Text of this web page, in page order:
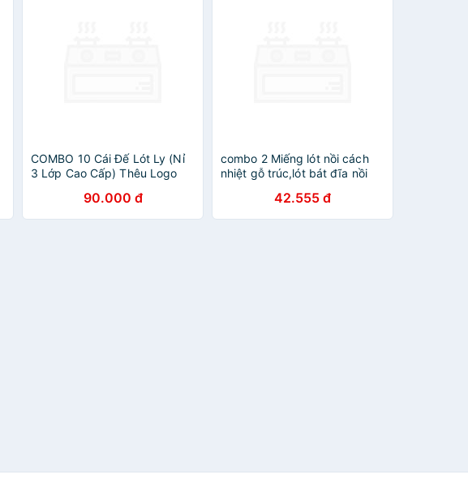
COMBO 10 Cái Đế Lót Ly (Nỉ
3 Lớp Cao Cấp) Thêu Logo
9cm - Thấm nước nhanh -
Nhỏ, gọn, Đẹp_Coffee New
90.000 đ
combo 2 Miếng lót nồi cách
nhiệt gỗ trúc,lót bát đĩa nồi
42.555 đ